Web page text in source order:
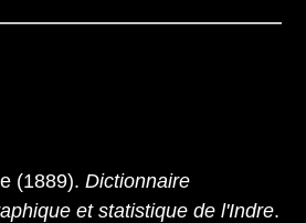
(1889). Dictionnaire
et statistique de l'Indre.